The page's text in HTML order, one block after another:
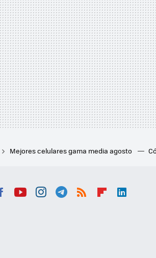
Mejores celulares gama media agosto